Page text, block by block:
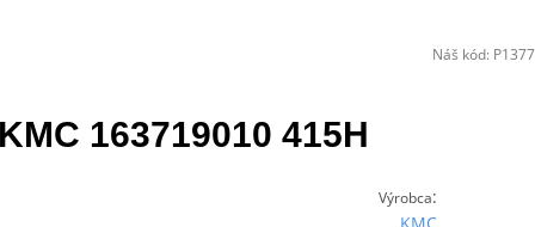
163719010 415H
Výrobca:
Náš kód: P1377